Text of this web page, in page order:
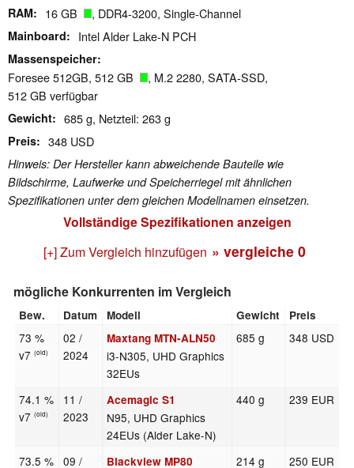
RAM 16 GB , DDR4-3200, Single-Channel
Mainboard Intel Alder Lake-N PCH
Massenspeicher
Foresee 512GB, 512 GB
, M.2 2280, SATA-SSD,
512 GB verfügbar
Gewicht 685 g, Netzteil: 263 g
Preis 348 USD
Hinweis: Der Hersteller kann abweichende Bauteile wie
Bildschirme, Laufwerke und Speicherriegel mit ähnlichen
Spezifikationen unter dem gleichen Modellnamen einsetzen.
Vollständige Spezifikationen anzeigen
[+] Zum Vergleich hinzufügen » vergleiche 0
mögliche Konkurrenten im Vergleich
Bew. Datum Modell Gewicht Preis
73 %
v7(old)
02 /
2024
Maxtang MTN-ALN50
i3-N305, UHD Graphics
32EUs
685 g 348 USD
74.1 %
v7(old)
11 /
2023
Acemagic S1
N95, UHD Graphics
24EUs (Alder Lake-N)
440 g 239 EUR
73.5 %
09 /
Blackview MP80 214 g 250 EUR